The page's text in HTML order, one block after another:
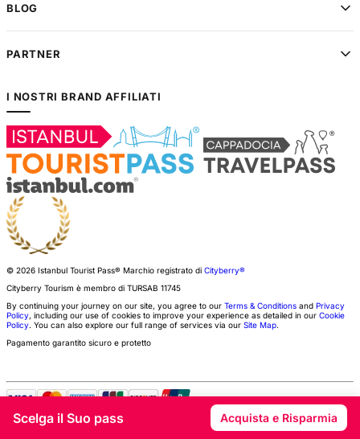
BLOG
PARTNER
I NOSTRI BRAND AFFILIATI
© 2026 Istanbul Tourist Pass® Marchio registrato di Cityberry®
Cityberry Tourism è membro di TURSAB 11745
By continuing your journey on our site, you agree to our Terms & Conditions and Privacy
Policy, including our use of cookies to improve your experience as detailed in our Cookie
Policy. You can also explore our full range of services via our Site Map.
Pagamento garantito sicuro e protetto
Scelga il Suo pass Acquista e Risparmia